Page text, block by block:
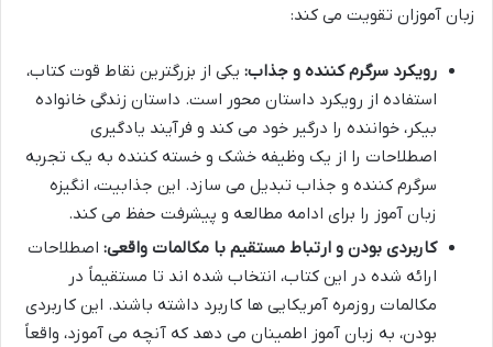
زبان آموزان تقویت می کند:
رویکرد سرگرم کننده و جذاب: یکی از بزرگترین نقاط قوت کتاب،
استفاده از رویکرد داستان محور است. داستان زندگی خانواده
بیکر، خواننده را درگیر خود می کند و فرآیند یادگیری
اصطلاحات را از یک وظیفه خشک و خسته کننده به یک تجربه
سرگرم کننده و جذاب تبدیل می سازد. این جذابیت، انگیزه
زبان آموز را برای ادامه مطالعه و پیشرفت حفظ می کند.
کاربردی بودن و ارتباط مستقیم با مکالمات واقعی: اصطلاحات
ارائه شده در این کتاب، انتخاب شده اند تا مستقیماً در
مکالمات روزمره آمریکایی ها کاربرد داشته باشند. این کاربردی
بودن، به زبان آموز اطمینان می دهد که آنچه می آموزد، واقعاً